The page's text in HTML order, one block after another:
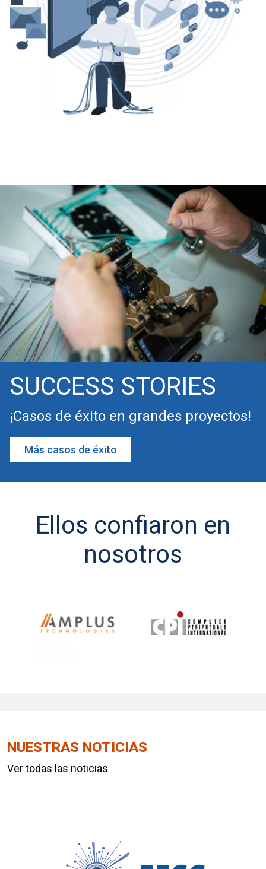
SUCCESS STORIES
¡Casos de éxito en grandes proyectos!
Más casos de éxito
Ellos confiaron en
nosotros
NUESTRAS NOTICIAS
Ver todas las noticias